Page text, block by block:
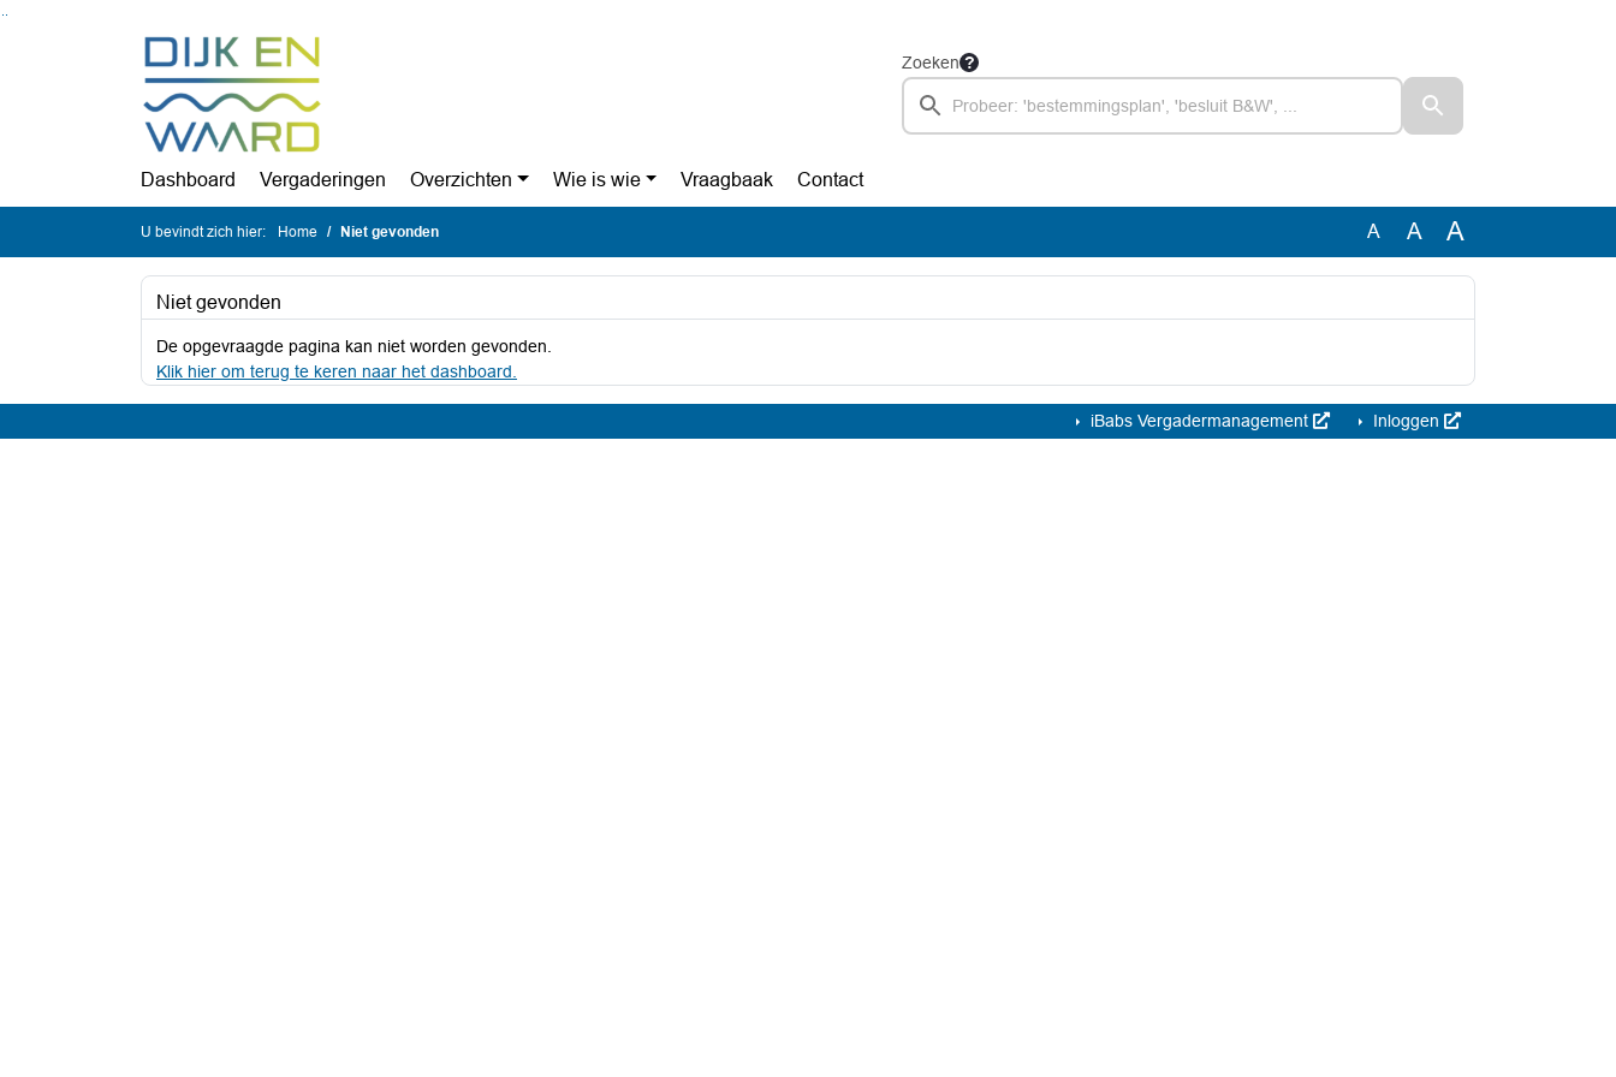
Zoeken
Dashboard Vergaderingen Overzichten Wie is wie Vraagbaak Contact
U bevindt zich hier: Home Niet gevonden A A A
Niet gevonden
De opgevraagde pagina kan niet worden gevonden.
Klik hier om terug te keren naar het dashboard.
iBabs Vergadermanagement Inloggen